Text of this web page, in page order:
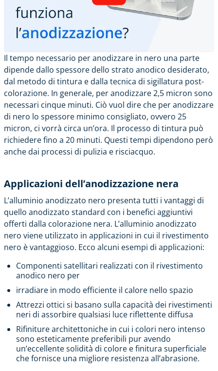
Il tempo necessario per anodizzare in nero una parte
dipende dallo spessore dello strato anodico desiderato,
dal metodo di tintura e dalla tecnica di sigillatura post-
colorazione. In generale, per anodizzare 2,5 micron sono
necessari cinque minuti. Ciò vuol dire che per anodizzare
di nero lo spessore minimo consigliato, ovvero 25
micron, ci vorrà circa un’ora. Il processo di tintura può
richiedere fino a 20 minuti. Questi tempi dipendono però
anche dai processi di pulizia e risciacquo.
Applicazioni dell’anodizzazione nera
L’alluminio anodizzato nero presenta tutti i vantaggi di
quello anodizzato standard con i benefici aggiuntivi
offerti dalla colorazione nera. L’alluminio anodizzato
nero viene utilizzato in applicazioni in cui il rivestimento
nero è vantaggioso. Ecco alcuni esempi di applicazioni:
Componenti satellitari realizzati con il rivestimento
anodico nero per
irradiare in modo efficiente il calore nello spazio
Attrezzi ottici si basano sulla capacità dei rivestimenti
neri di assorbire qualsiasi luce riflettente diffusa
Rifiniture architettoniche in cui i colori nero intenso
sono esteticamente preferibili pur avendo
un’eccellente solidità di colore e finitura superficiale
che fornisce una migliore resistenza all’abrasione.